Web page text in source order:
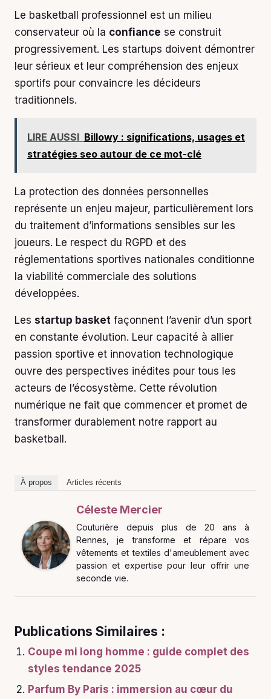
Le basketball professionnel est un milieu
conservateur où la confiance se construit
progressivement. Les startups doivent démontrer
leur sérieux et leur compréhension des enjeux
sportifs pour convaincre les décideurs
traditionnels.
LIRE AUSSI Billowy : significations, usages et
stratégies seo autour de ce mot-clé
La protection des données personnelles
représente un enjeu majeur, particulièrement lors
du traitement d’informations sensibles sur les
joueurs. Le respect du RGPD et des
réglementations sportives nationales conditionne
la viabilité commerciale des solutions
développées.
Les startup basket façonnent l’avenir d’un sport
en constante évolution. Leur capacité à allier
passion sportive et innovation technologique
ouvre des perspectives inédites pour tous les
acteurs de l’écosystème. Cette révolution
numérique ne fait que commencer et promet de
transformer durablement notre rapport au
basketball.
À propos Articles récents
Céleste Mercier
Couturière depuis plus de 20 ans à
Rennes, je transforme et répare vos
vêtements et textiles d'ameublement avec
passion et expertise pour leur offrir une
seconde vie.
Publications Similaires :
Coupe mi long homme : guide complet des
styles tendance 2025
Parfum By Paris : immersion au cœur du